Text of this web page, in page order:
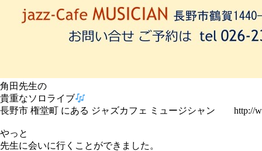
角田先生の
貴重なソロライブ
長野市 権堂町 にある ジャズカフェ ミュージシャン http://
やっと
先生に会いに行くことができました。